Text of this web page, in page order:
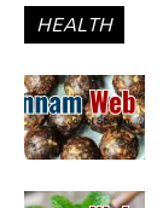
HEALTH